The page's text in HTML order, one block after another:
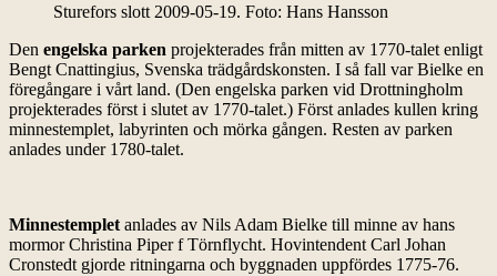
Sturefors slott 2009-05-19. Foto: Hans Hansson
Den engelska parken projekterades från mitten av 1770-talet enligt
Bengt Cnattingius, Svenska trädgårdskonsten. I så fall var Bielke en
föregångare i vårt land. (Den engelska parken vid Drottningholm
projekterades först i slutet av 1770-talet.) Först anlades kullen kring
minnestemplet, labyrinten och mörka gången. Resten av parken
anlades under 1780-talet.
Minnestemplet anlades av Nils Adam Bielke till minne av hans
mormor Christina Piper f Törnflycht. Hovintendent Carl Johan
Cronstedt gjorde ritningarna och byggnaden uppfördes 1775-76.